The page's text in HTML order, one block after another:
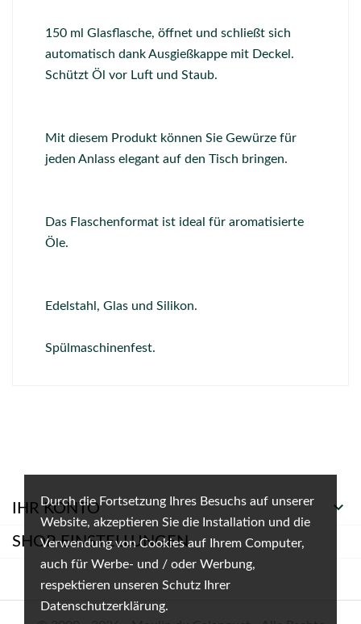
Durch die Fortsetzung Ihres Besuchs auf unserer
Website, akzeptieren Sie die Installation und die
Verwendung von Cookies auf Ihrem Computer,
auch für Werbe- und / oder Werbung,
respektieren unseren Schutz Ihrer
Datenschutzerklärung.
150 ml Glasflasche, öffnet und schließt sich
automatisch dank Ausgießkappe mit Deckel.
Schützt Öl vor Luft und Staub.
Mit diesem Produkt können Sie Gewürze für
jeden Anlass elegant auf den Tisch bringen.
Das Flaschenformat ist ideal für aromatisierte
Öle.
Edelstahl, Glas und Silikon.
Spülmaschinenfest.
IHR KONTO 
SHOP-EINSTELLUNGEN